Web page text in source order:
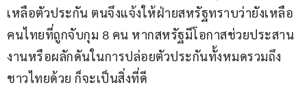
เหลือตัวประกัน ตนจึงแจ้งให้ฝ่ายสหรัฐทราบว่ายังเหลือ
คนไทยที่ถูกจับกุม 8 คน หากสหรัฐมีโอกาสช่วยประสาน
งานหรือผลักดันในการปล่อยตัวประกันทั้งหมดรวมถึง
ชาวไทยด้วย ก็จะเป็นสิ่งที่ดี